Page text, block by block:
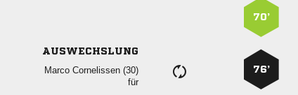
70’
AUSWECHSLUNG
  
für
76’